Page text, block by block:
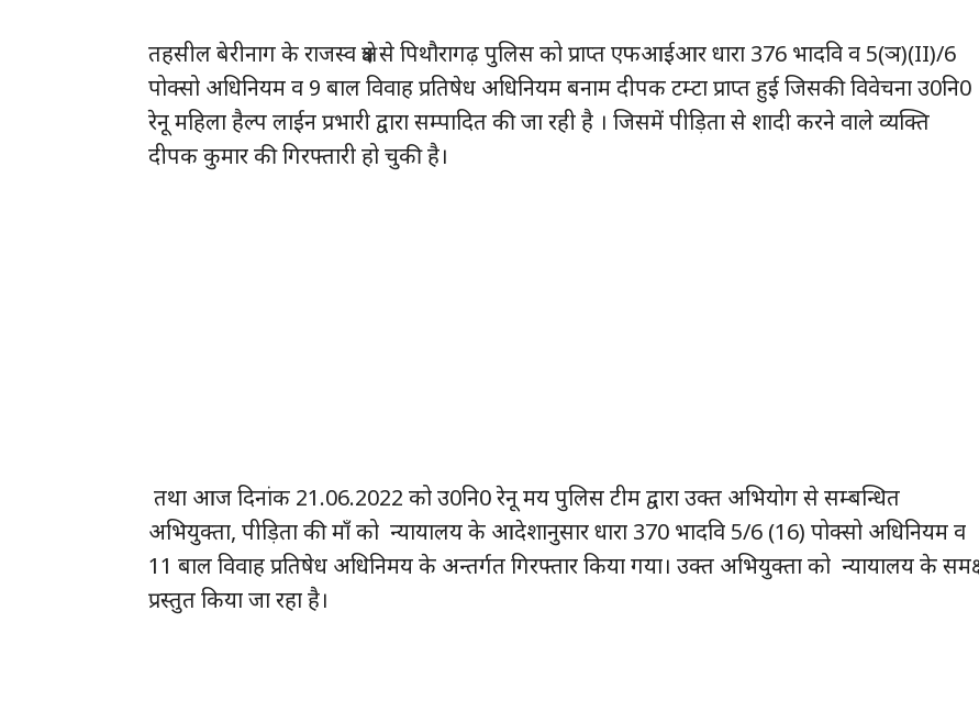
तहसील बेरीनाग के राजस्व क्षेत्र से पिथौरागढ़ पुलिस को प्राप्त एफआईआर धारा 376 भादवि व 5(ञ)(II)/6
पोक्सो अधिनियम व 9 बाल विवाह प्रतिषेध अधिनियम बनाम दीपक टम्टा प्राप्त हुई जिसकी विवेचना उ0नि0
रेनू महिला हैल्प लाईन प्रभारी द्वारा सम्पादित की जा रही है । जिसमें पीड़िता से शादी करने वाले व्यक्ति
दीपक कुमार की गिरफ्तारी हो चुकी है।
तथा आज दिनांक 21.06.2022 को उ0नि0 रेनू मय पुलिस टीम द्वारा उक्त अभियोग से सम्बन्धित
अभियुक्ता, पीड़िता की माँ को न्यायालय के आदेशानुसार धारा 370 भादवि 5/6 (16) पोक्सो अधिनियम व
11 बाल विवाह प्रतिषेध अधिनिमय के अन्तर्गत गिरफ्तार किया गया। उक्त अभियुक्ता को न्यायालय के समक्ष
प्रस्तुत किया जा रहा है।